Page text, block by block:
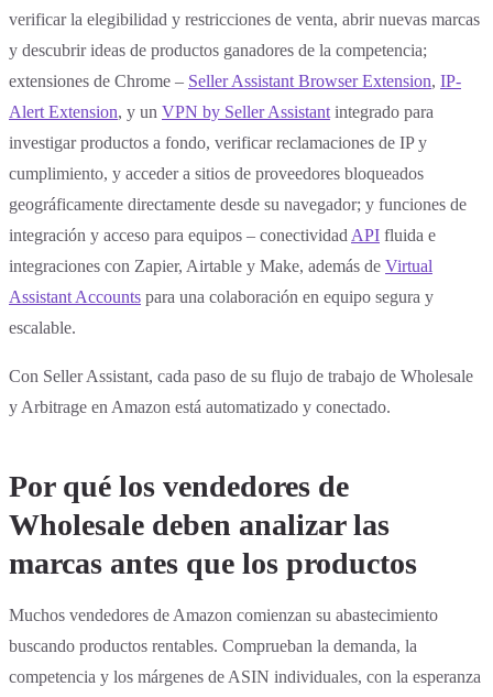
verificar la elegibilidad y restricciones de venta, abrir nuevas marcas
y descubrir ideas de productos ganadores de la competencia;
extensiones de Chrome – Seller Assistant Browser Extension, IP-
Alert Extension, y un VPN by Seller Assistant integrado para
investigar productos a fondo, verificar reclamaciones de IP y
cumplimiento, y acceder a sitios de proveedores bloqueados
geográficamente directamente desde su navegador; y funciones de
integración y acceso para equipos – conectividad API fluida e
integraciones con Zapier, Airtable y Make, además de Virtual
Assistant Accounts para una colaboración en equipo segura y
escalable.
Con Seller Assistant, cada paso de su flujo de trabajo de Wholesale
y Arbitrage en Amazon está automatizado y conectado.
Por qué los vendedores de
Wholesale deben analizar las
marcas antes que los productos
Muchos vendedores de Amazon comienzan su abastecimiento
buscando productos rentables. Comprueban la demanda, la
competencia y los márgenes de ASIN individuales, con la esperanza